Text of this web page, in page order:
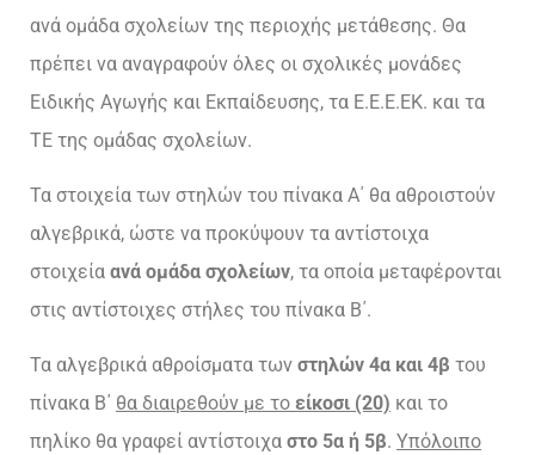
ανά ομάδα σχολείων της περιοχής μετάθεσης. Θα
πρέπει να αναγραφούν όλες οι σχολικές μονάδες
Ειδικής Αγωγής και Εκπαίδευσης, τα Ε.Ε.Ε.ΕΚ. και τα
ΤΕ της ομάδας σχολείων.
Τα στοιχεία των στηλών του πίνακα Α΄ θα αθροιστούν
αλγεβρικά, ώστε να προκύψουν τα αντίστοιχα
στοιχεία ανά ομάδα σχολείων, τα οποία μεταφέρονται
στις αντίστοιχες στήλες του πίνακα Β΄.
Τα αλγεβρικά αθροίσματα των στηλών 4α και 4β του
πίνακα Β΄ θα διαιρεθούν με το είκοσι (20) και το
πηλίκο θα γραφεί αντίστοιχα στο 5α ή 5β. Υπόλοιπο